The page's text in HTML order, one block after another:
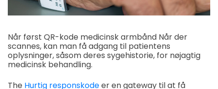
Når først QR-kode medicinsk armbånd Når der
scannes, kan man få adgang til patientens
oplysninger, såsom deres sygehistorie, for nøjagtig
medicinsk behandling.
The Hurtig responskodeer en gateway til at få